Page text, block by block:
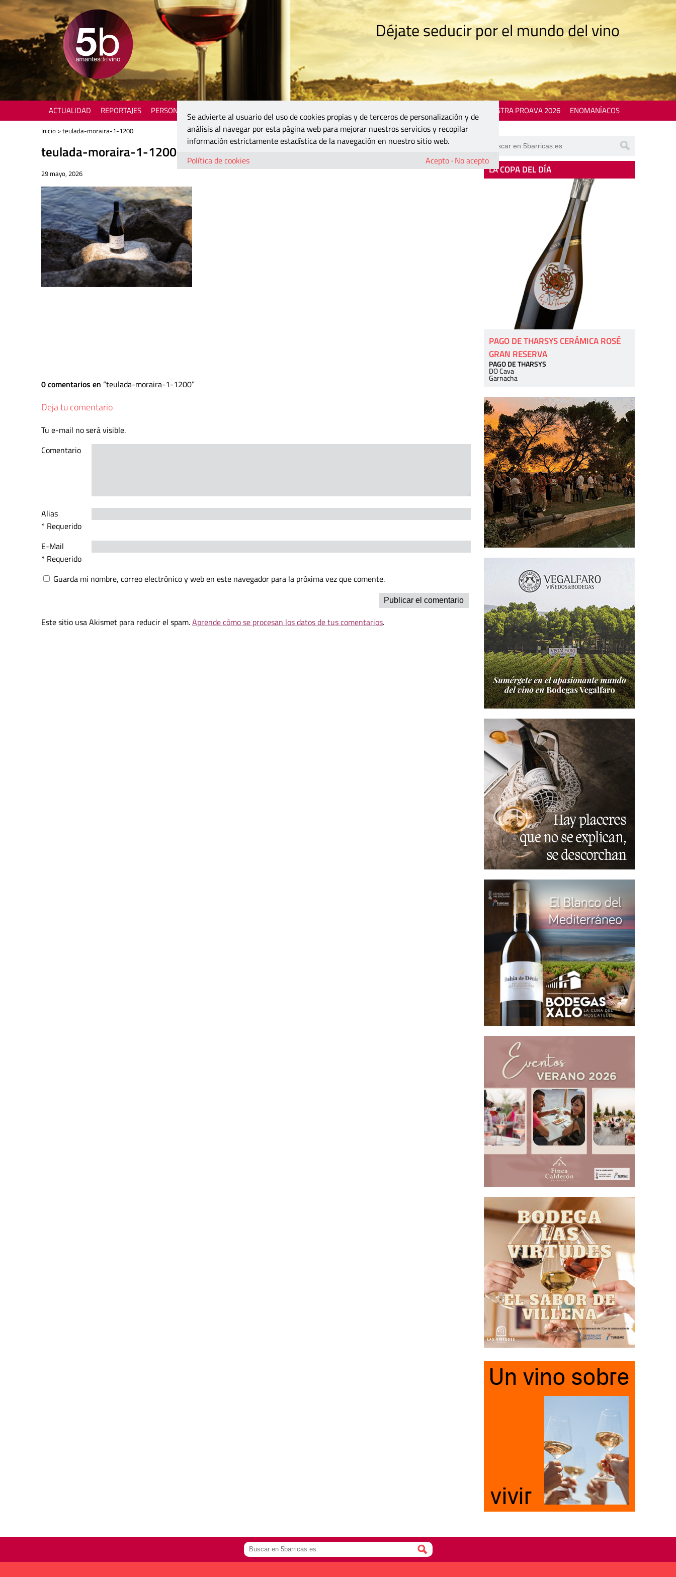
Déjate seducir por el mundo del vino
ACTUALIDAD REPORTAJES PERSONAJES MOSTRA PROAVA 2026 ENOMANÍACOS
Inicio > teulada-moraira-1-1200
teulada-moraira-1-1200
29 mayo, 2026
0 comentarios en teulada-moraira-1-1200
Deja tu comentario
Tu e-mail no será visible.
Comentario
Alias
* Requerido
E-Mail
* Requerido
Guarda mi nombre, correo electrónico y web en este navegador para la próxima vez que comente.
Este sitio usa Akismet para reducir el spam.Aprende cómo se procesan los datos de tus comentarios.
LA COPA DEL DÍA
PAGO DE THARSYS CERÁMICA ROSÉ
GRAN RESERVA
PAGO DE THARSYS
DO Cava
Garnacha
Se advierte al usuario del uso de cookies propias y de terceros de personalización y de
análisis al navegar por esta página web para mejorar nuestros servicios y recopilar
información estrictamente estadística de la navegación en nuestro sitio web.
Política de cookies
Acepto · No acepto